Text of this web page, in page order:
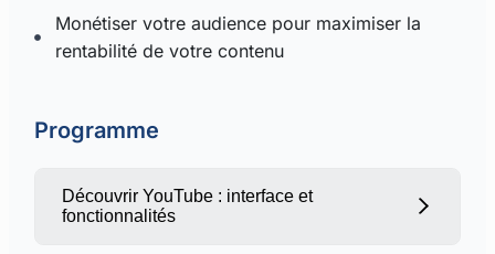
Monétiser votre audience pour maximiser la
rentabilité de votre contenu
Programme
Découvrir YouTube : interface et
fonctionnalités